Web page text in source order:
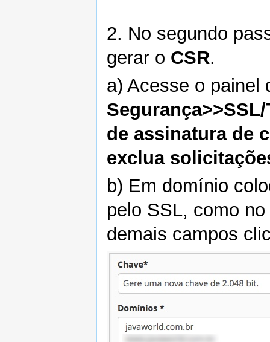
2. No segundo
gerar o CSR.
a) Acesse o painel
de assinatura de
exclua
b) Em domínio
pelo SSL, como
demais campos